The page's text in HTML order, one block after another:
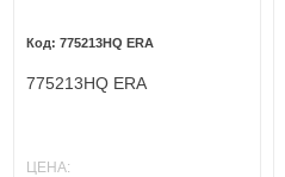
775213HQ ERA
775213HQ ERA
ЦЕНА: